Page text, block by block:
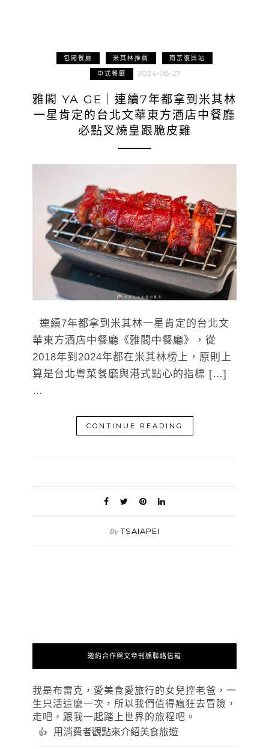
包廂餐廳 米其林推薦
南京復興站
中式餐廳
2024-08-27
雅閣 YA GE｜連續7年都拿到米其林
一星肯定的台北文華東方酒店中餐廳
必點叉燒皇跟脆皮雞
連續7年都拿到米其林一星肯定的台北文
華東方酒店中餐廳《雅閣中餐廳》，從
2018年到2024年都在米其林榜上，原則上
算是台北粵菜餐廳與港式點心的指標 […]
…
CONTINUE READING
By TSAIAPEI
邀約合作與文章刊誤聯絡信箱
我是布雷克，愛美食愛旅行的女兒控老爸，一
生只活這麼一次，所以我們值得瘋狂去冒險，
走吧，跟我一起踏上世界的旅程吧。
用消費者觀點來介紹美食旅遊